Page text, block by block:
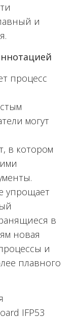
и
процесс
могут
в котором
упрощает
в
новая
и
плавного
IFP53